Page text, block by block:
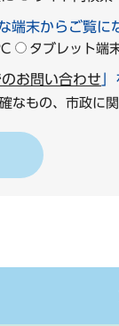
端末からご覧に
タブレット端
お問い合わせ
なもの、市政